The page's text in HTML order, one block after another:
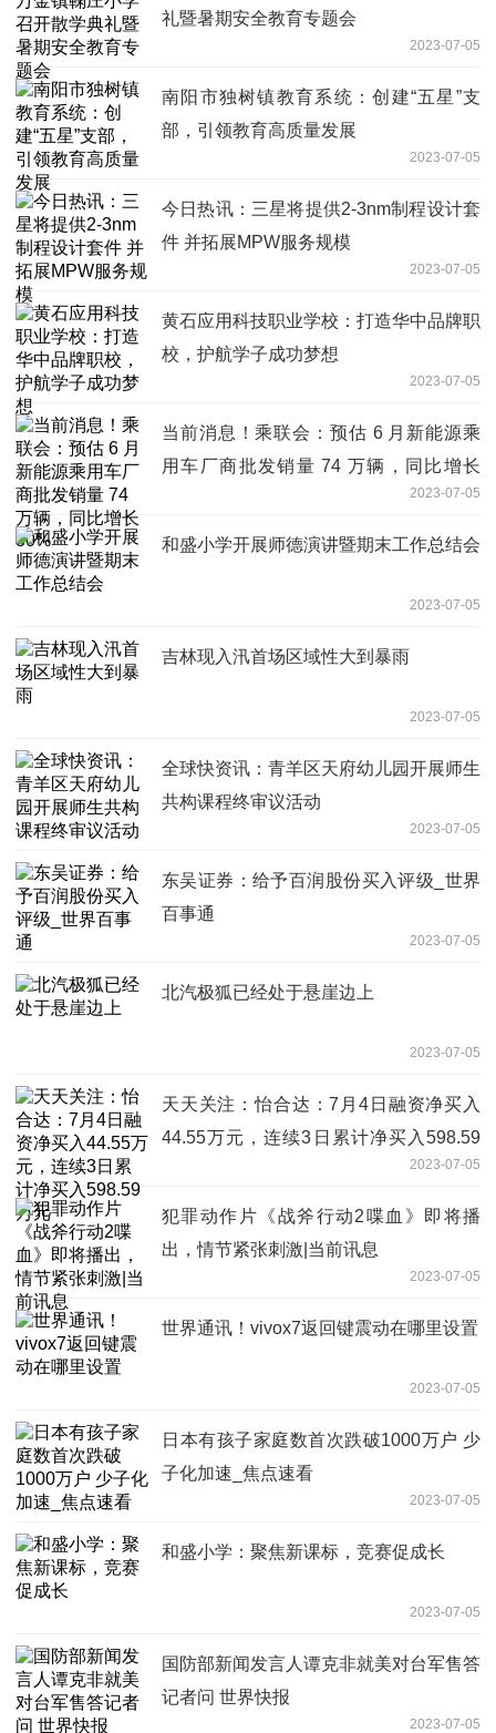
礼暨暑期安全教育专题会
2023-07-05
南阳市独树镇教育系统：创建“五星”支
部，引领教育高质量发展
2023-07-05
今日热讯：三星将提供2-3nm制程设计套
件 并拓展MPW服务规模
2023-07-05
黄石应用科技职业学校：打造华中品牌职
校，护航学子成功梦想
2023-07-05
当前消息！乘联会：预估 6 月新能源乘
用车厂商批发销量 74 万辆，同比增长
2023-07-05
和盛小学开展师德演讲暨期末工作总结会
2023-07-05
吉林现入汛首场区域性大到暴雨
2023-07-05
全球快资讯：青羊区天府幼儿园开展师生
共构课程终审议活动
2023-07-05
东吴证券：给予百润股份买入评级_世界
百事通
2023-07-05
北汽极狐已经处于悬崖边上
2023-07-05
天天关注：怡合达：7月4日融资净买入
44.55万元，连续3日累计净买入598.59
2023-07-05
犯罪动作片《战斧行动2喋血》即将播
出，情节紧张刺激|当前讯息
2023-07-05
世界通讯！vivox7返回键震动在哪里设置
2023-07-05
日本有孩子家庭数首次跌破1000万户 少
子化加速_焦点速看
2023-07-05
和盛小学：聚焦新课标，竞赛促成长
2023-07-05
国防部新闻发言人谭克非就美对台军售答
记者问 世界快报
2023-07-05